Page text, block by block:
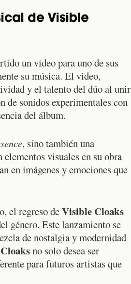
de Visible
un video para uno de sus
su música. El video,
y el talento del dúo al unir
de sonidos experimentales con
del álbum.
, sino también una
visuales en su obra
en imágenes y emociones que
el regreso deVisible Cloaks
género. Este lanzamiento se
de nostalgia y modernidad
no solo desea ser
para futuros artistas que